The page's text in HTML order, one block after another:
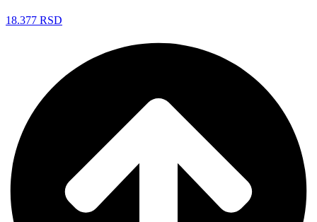
18.377 RSD